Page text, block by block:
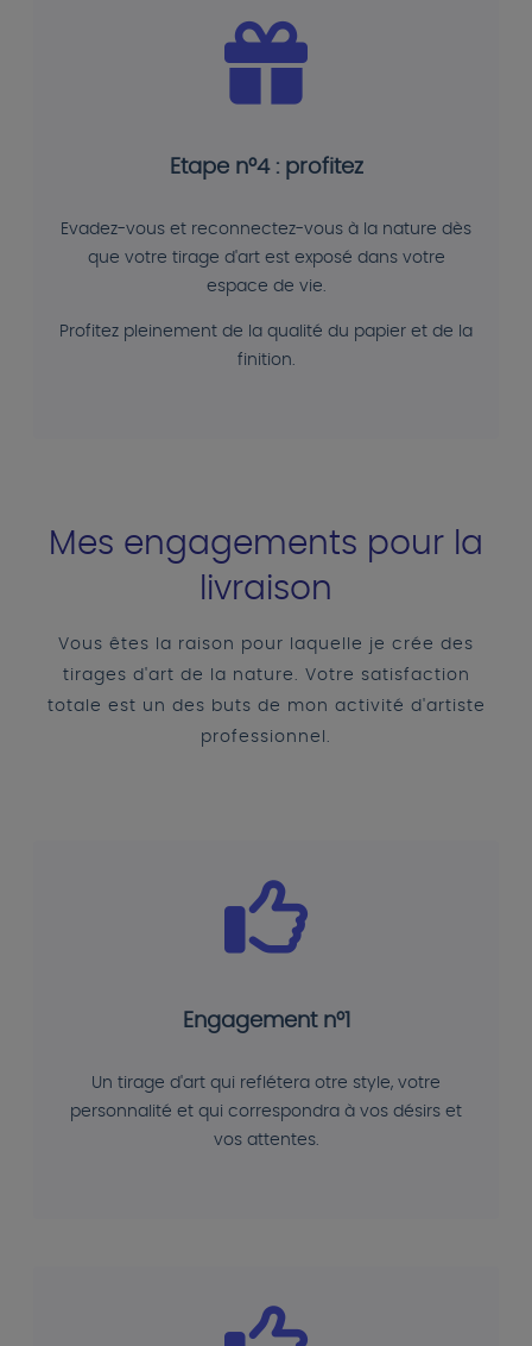
Etape n°4 : profitez
Evadez-vous et reconnectez-vous à la nature dès
que votre tirage d'art est exposé dans votre
espace de vie.
Profitez pleinement de la qualité du papier et de la
finition.
Mes engagements pour la
livraison
Vous êtes la raison pour laquelle je crée des
tirages d'art de la nature. Votre satisfaction
totale est un des buts de mon activité d'artiste
professionnel.
Engagement n°1
Un tirage d'art qui reflétera otre style, votre
personnalité et qui correspondra à vos désirs et
vos attentes.